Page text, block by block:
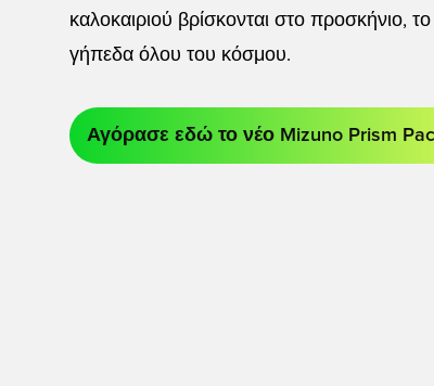
καλοκαιριού βρίσκονται στο προσκήνιο,
γήπεδα όλου του κόσμου.
Αγόρασε εδώ το νέο Mizuno Prism